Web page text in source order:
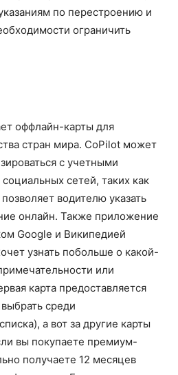
по перестроению и
ограничить
оффлайн-карты для
стран мира. CoPilot может
с учетными
сетей, таких как
водителю указать
онлайн. Также приложение
Google и Википедией
узнать побольше о какой-
или
карта предоставляется
среди
а вот за другие карты
вы покупаете премиум-
получаете 12 месяцев